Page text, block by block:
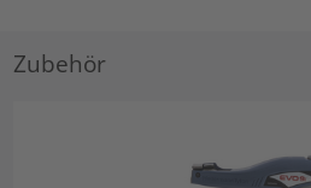
Zubehör